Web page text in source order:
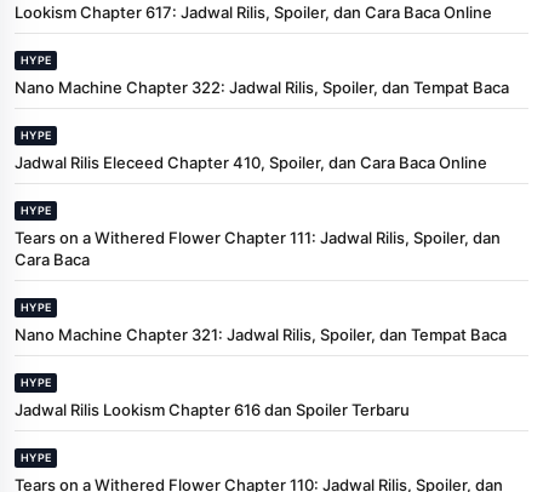
Lookism Chapter 617: Jadwal Rilis, Spoiler, dan Cara Baca Online
HYPE
Nano Machine Chapter 322: Jadwal Rilis, Spoiler, dan Tempat Baca
HYPE
Jadwal Rilis Eleceed Chapter 410, Spoiler, dan Cara Baca Online
HYPE
Tears on a Withered Flower Chapter 111: Jadwal Rilis, Spoiler, dan
Cara Baca
HYPE
Nano Machine Chapter 321: Jadwal Rilis, Spoiler, dan Tempat Baca
HYPE
Jadwal Rilis Lookism Chapter 616 dan Spoiler Terbaru
HYPE
Tears on a Withered Flower Chapter 110: Jadwal Rilis, Spoiler, dan